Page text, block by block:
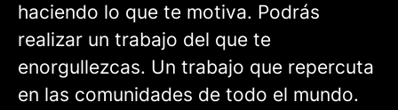
haciendo lo que te motiva. Podrás
realizar un trabajo del que te
enorgullezcas. Un trabajo que repercuta
en las comunidades de todo el mundo.